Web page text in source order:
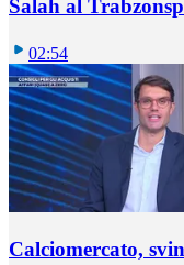
Salah al
02:54
Calciomercato,